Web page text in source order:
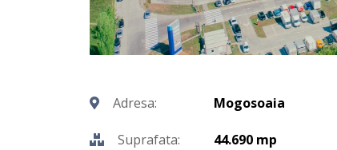
Adresa: Mogosoaia
Suprafata: 44.690 mp